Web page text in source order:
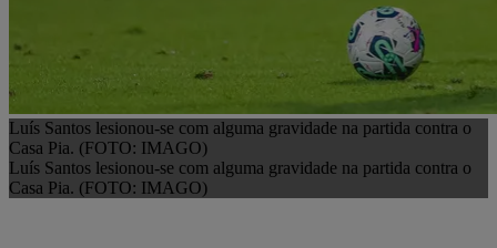
Luís Santos lesionou-se com alguma gravidade na partida contra o
Casa Pia. (FOTO: IMAGO)
Luís Santos lesionou-se com alguma gravidade na partida contra o
Casa Pia. (FOTO: IMAGO)